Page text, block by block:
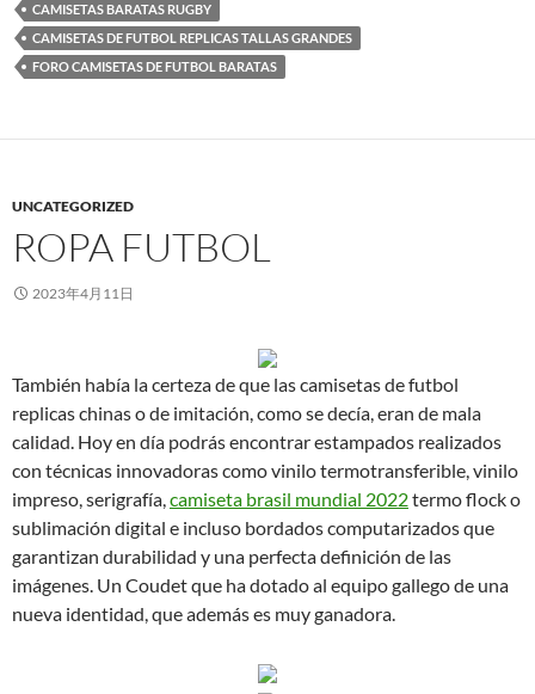
CAMISETAS BARATAS RUGBY
CAMISETAS DE FUTBOL REPLICAS TALLAS GRANDES
FORO CAMISETAS DE FUTBOL BARATAS
UNCATEGORIZED
ROPA FUTBOL
2023年4月11日
También había la certeza de que las camisetas de futbol
replicas chinas o de imitación, como se decía, eran de mala
calidad. Hoy en día podrás encontrar estampados realizados
con técnicas innovadoras como vinilo termotransferible, vinilo
impreso, serigrafía,camiseta brasil mundial 2022termo flock o
sublimación digital e incluso bordados computarizados que
garantizan durabilidad y una perfecta definición de las
imágenes. Un Coudet que ha dotado al equipo gallego de una
nueva identidad, que además es muy ganadora.